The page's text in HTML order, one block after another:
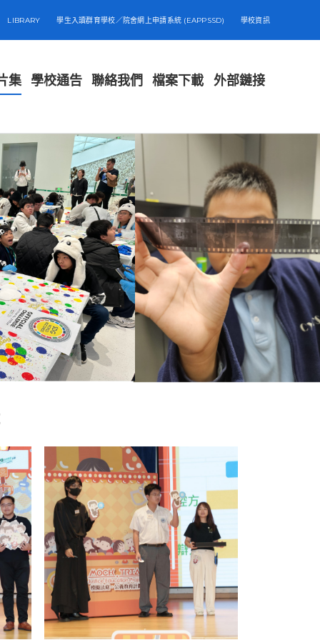
LIBRARY 學生入讀群育學校／院舍網上申請系統 (EAPPSSD) 學校資訊
集 學校通告 聯絡我們 檔案下載 外部鏈接